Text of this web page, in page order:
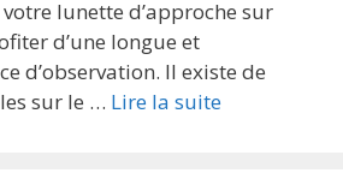
lunette d’approche sur
d’une longue et
d’observation. Il existe de
sur le … Lire la suite